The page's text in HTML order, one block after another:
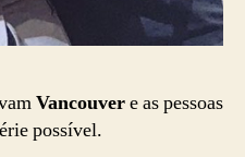
Vancouvere as pessoas
possível.